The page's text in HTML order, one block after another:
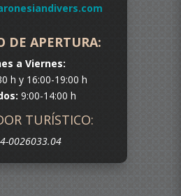
DE APERTURA:
a Viernes:
h y 16:00-19:00 h
9:00-14:00 h
TURÍSTICO:
4-0026033.04